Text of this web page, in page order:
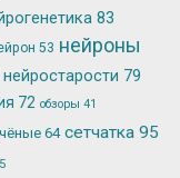
83
53 нейроны
нейростарости 79
72 обзоры 41
64 сетчатка 95